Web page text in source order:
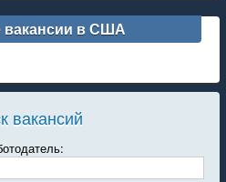
вакансии в США
вакансий